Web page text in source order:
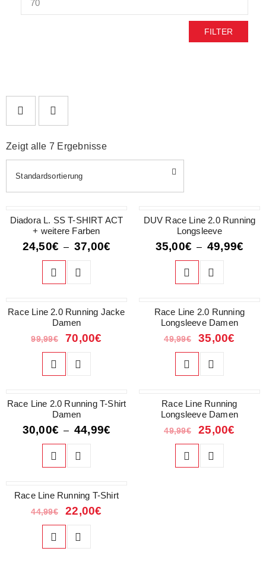
FILTER
Zeigt alle 7 Ergebnisse
Standardsortierung
SALE
Diadora L. SS T-SHIRT ACT
+ weitere Farben
24,50€ – 37,00€
SALE
DUV Race Line 2.0 Running
Longsleeve
35,00€ – 49,99€
SALE
Race Line 2.0 Running Jacke
Damen
99,99€ 70,00€
SALE
Race Line 2.0 Running
Longsleeve Damen
49,99€ 35,00€
SALE
Race Line 2.0 Running T-Shirt
Damen
30,00€ – 44,99€
SALERace Line Running
Longsleeve Damen
49,99€ 25,00€
SALE
Race Line Running T-Shirt
44,99€ 22,00€